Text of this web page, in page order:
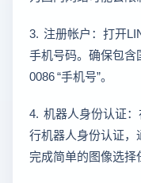
3. 注册帐户：打开
手机号码。确保包含
0086 “手机号”。
4. 机器人身份认证
行机器人身份认证，
完成简单的图像选择